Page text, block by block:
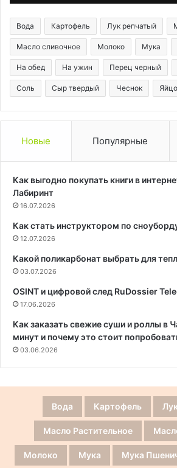
Вода Картофель Лук репчатый
Масло сливочное Молоко Мука
На обед На ужин Перец черный
Соль Сыр твердый Чеснок
Новые Популярные
Как выгодно покупать книги в
Лабиринт
16.07.2026
Как стать инструктором по
12.07.2026
Какой поликарбонат выбрать для
03.07.2026
OSINT и цифровой след RuDossier
17.06.2026
Как заказать свежие суши и роллы в
минут и почему это стоит
03.06.2026
Вода Картофель
Масло Растительное
Молоко Мука Мука